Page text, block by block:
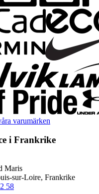
varumärken
i Frankrike
Maris
sur-Loire, Frankrike
58